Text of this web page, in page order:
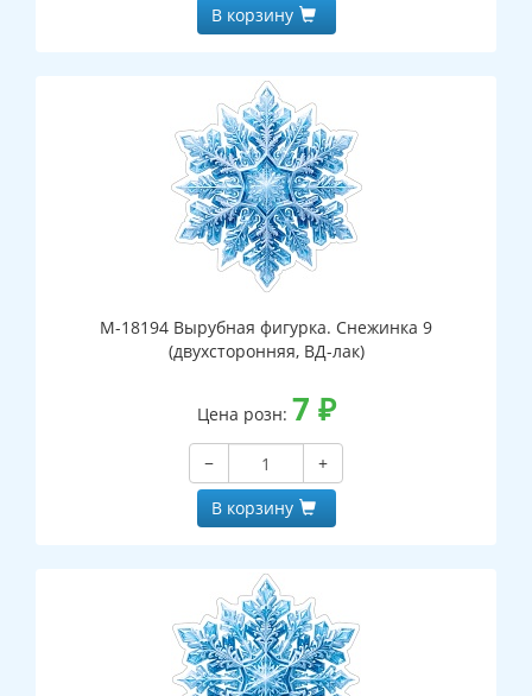
В корзину
М-18194 Вырубная фигурка. Снежинка 9
(двухсторонняя, ВД-лак)
Цена розн: 7 ₽
−
+
В корзину